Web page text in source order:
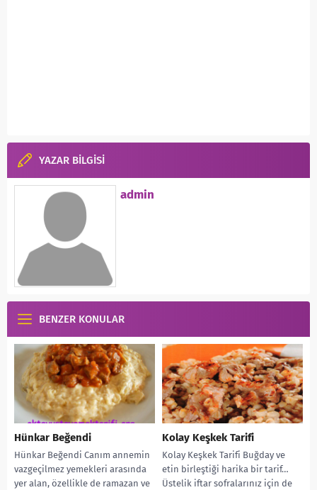
YAZAR BİLGİSİ
admin
BENZER KONULAR
Hünkar Beğendi
Hünkar Beğendi Canım annemin
vazgeçilmez yemekleri arasında
yer alan, özellikle de ramazan ve
Kolay Keşkek Tarifi
Kolay Keşkek Tarifi Buğday ve
etin birleştiği harika bir tarif…
Üstelik iftar sofralarınız için de